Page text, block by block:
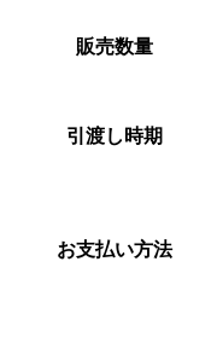
販売数量
引渡し時期
お支払い方法